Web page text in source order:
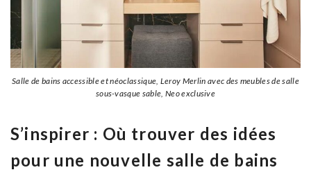
Salle de bains accessible et néoclassique, Leroy Merlin avec des meubles de salle
sous-vasque sable, Neo exclusive
S’inspirer : Où trouver des idées
pour une nouvelle salle de bains